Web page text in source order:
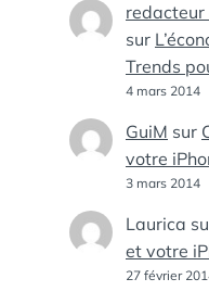
sur
Trends
4 mars 2014
GuiM sur
votre
3 mars 2014
Laurica
et votre
27 février